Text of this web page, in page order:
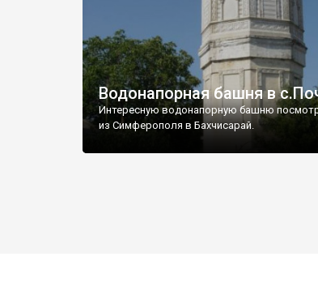
Водонапорная башня в
Интересную водонапорную башню
из Симферополя в Бахчисарай.